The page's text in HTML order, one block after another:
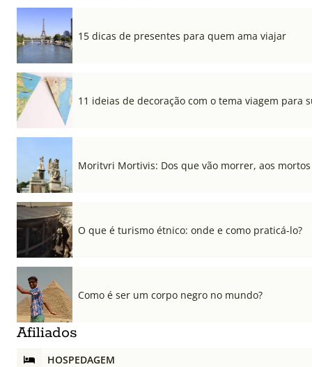
15 dicas de presentes para quem ama viajar
11 ideias de decoração com o tema viagem para
Moritvri Mortivis: Dos que vão morrer, aos mortos
O que é turismo étnico: onde e como praticá-lo?
Como é ser um corpo negro no mundo?
Afiliados
HOSPEDAGEM